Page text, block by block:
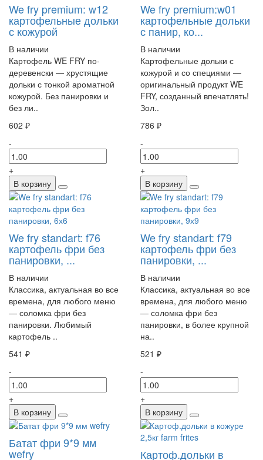
We fry premium: w12
картофельные дольки
с кожурой
В наличии
Картофель WE FRY по-
деревенски — хрустящие
дольки с тонкой ароматной
кожурой. Без панировки и
без ли..
602 ₽
-
+
В корзину
We fry premium:w01
картофельные дольки
с панир, ко...
В наличии
Картофельные дольки с
кожурой и со специями —
оригинальный продукт WE
FRY, созданный впечатлять!
Зол..
786 ₽
-
+
В корзину
We fry standart: f76
картофель фри без
панировки, ...
В наличии
Классика, актуальная во все
времена, для любого меню
— соломка фри без
панировки. Любимый
картофель ..
541 ₽
-
+
В корзину
We fry standart: f79
картофель фри без
панировки, ...
В наличии
Классика, актуальная во все
времена, для любого меню
— соломка фри без
панировки, в более крупной
на..
521 ₽
-
+
В корзину
Батат фри 9*9 мм
wefry Картоф.дольки в